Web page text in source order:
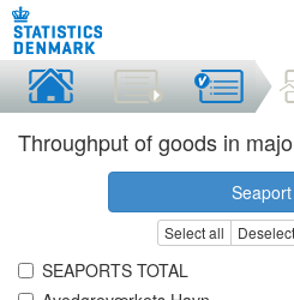
Throughput of goods in
Seaport
Select all
SEAPORTS TOTAL